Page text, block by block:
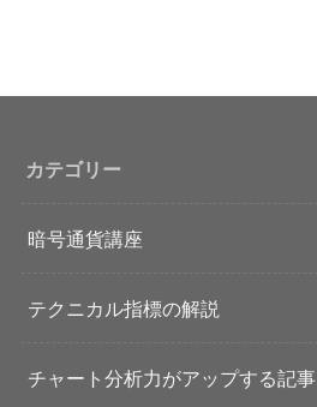
カテゴリー
暗号通貨講座
テクニカル指標の解説
チャート分析力がアップする記事